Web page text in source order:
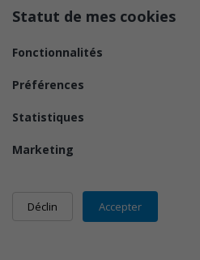
Statut de mes cookies
Fonctionnalités
Préférences
Statistiques
Marketing